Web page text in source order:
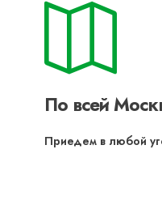
По всей
Приедем в любой